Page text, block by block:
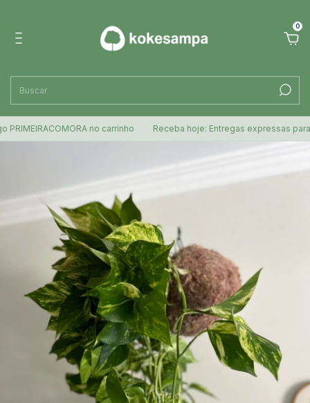
0
no carrinho Receba hoje: Entregas expressas para